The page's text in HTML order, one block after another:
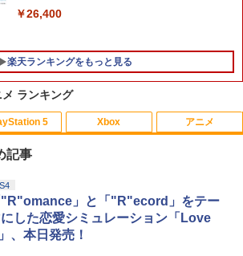
￥6,782
任天堂 【Switch2】スーパーマリオブラ
ザーズ ワンダー Nintendo Switch 2 Edi
-AQMXB NSW2 ス-パ-マリオブラザ-ズ
ワンダ- ミンナデリンリンパ-ク]
￥7,570
￥4,889
【特典】超新時空ゲイム ネプテューヌ∞
PS5版(【早期購入外付特典】【DLC】
ット)
￥7,293
￥26,400
楽天ランキングをもっと見る
ランキング
コード版
￥5,832
5
日本語専用 Console Language: Japan
ese only (CFI-2200B01)
￥55,000
Xbox
ラー + USB-C® ケーブル
￥8,300
アニメ
第三章 蛇神 (Amazon.co.jp限定オリジ
ナル三方背収納ケース付きコレクション)
(オリジナル特典:オリジナル巾着＋メー
カー特典:【坤と離】二振りの剣、十翼よ
記事
"R"omance」と「"R"ecord」をテー
した恋愛シミュレーション「Love
、本日発売！